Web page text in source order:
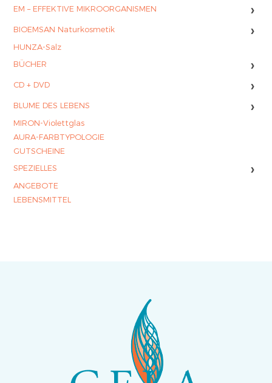
EM – EFFEKTIVE MIKROORGANISMEN
›
BIOEMSAN Naturkosmetik ›
HUNZA-Salz
BÜCHER
›
CD + DVD ›
BLUME DES LEBENS ›
MIRON-Violettglas
AURA-FARBTYPOLOGIE
GUTSCHEINE
SPEZIELLES
›
ANGEBOTE
LEBENSMITTEL